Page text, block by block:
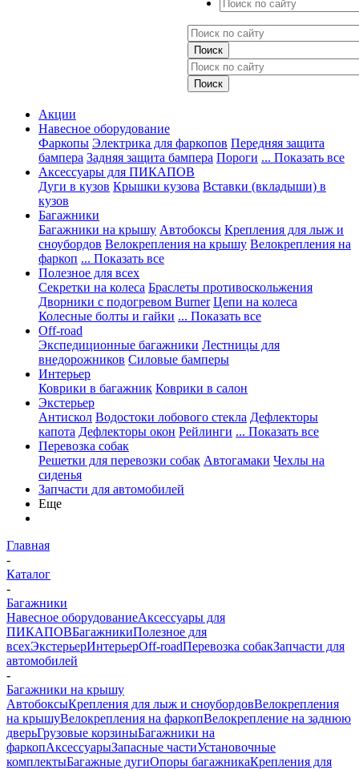
Акции
Навесное оборудование
Фаркопы Электрика для фаркопов Передняя защита
бампера Задняя защита бампера Пороги ... Показать все
Аксессуары для ПИКАПОВ
Дуги в кузов Крышки кузова Вставки (вкладыши) в
кузов
Багажники
Багажники на крышу Автобоксы Крепления для лыж и
сноубордов Велокрепления на крышу Велокрепления на
фаркоп ... Показать все
Полезное для всех
Секретки на колеса Браслеты противоскольжения
Дворники с подогревом Burner Цепи на колеса
Колесные болты и гайки ... Показать все
Off-road
Экспедиционные багажники Лестницы для
внедорожников Силовые бамперы
Интерьер
Коврики в багажник Коврики в салон
Экстерьер
Антискол Водостоки лобового стекла Дефлекторы
капота Дефлекторы окон Рейлинги ... Показать все
Перевозка собак
Решетки для перевозки собак Автогамаки Чехлы на
сиденья
Запчасти для автомобилей
Еще
Главная
-
Каталог
-
Багажники
Навесное оборудованиеАксессуары для
ПИКАПОВБагажникиПолезное для
всехЭкстерьерИнтерьерOff-roadПеревозка собакЗапчасти для
автомобилей
-
Багажники на крышу
АвтобоксыКрепления для лыж и сноубордовВелокрепления
на крышуВелокрепления на фаркопВелокрепление на заднюю
дверьГрузовые корзиныБагажники на
фаркопАксессуарыЗапасные частиУстановочные
комплектыБагажные дугиОпоры багажникаКрепления для